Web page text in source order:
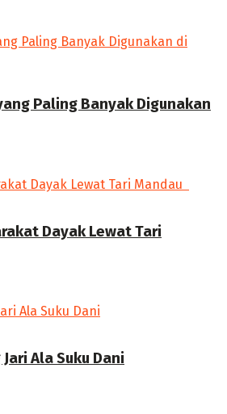
Paling Banyak Digunakan
Dayak Lewat Tari
Ala Suku Dani